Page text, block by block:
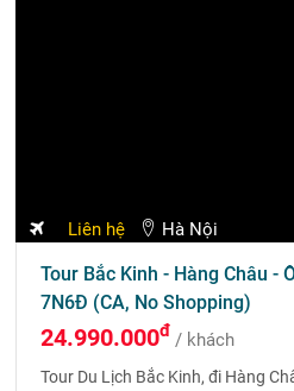
Liên hệ Hà Nội
Tour Bắc Kinh - Hàng Châu -
7N6Đ (CA, No Shopping)
24.990.000đ / khách
Tour Du Lịch Bắc Kinh, đi Hàng